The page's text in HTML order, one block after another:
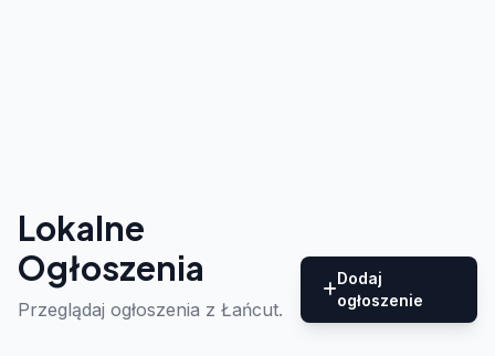
Lokalne
Ogłoszenia
Przeglądaj ogłoszenia z Łańcut.
Dodaj
ogłoszenie